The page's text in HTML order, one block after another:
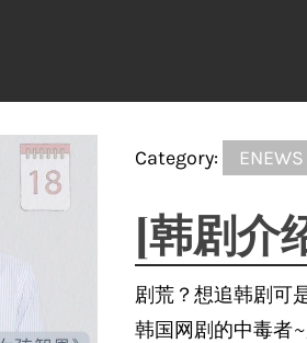
Category: ENEWS
[韩剧介
剧荒？想追韩剧可
韩国网剧的中毒者